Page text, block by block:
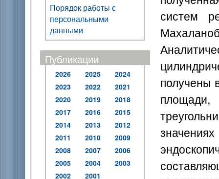
Порядок работы с
персональными
данными
Публикации
2026 2025
2024
2023
2022
2021
2020
2019
2018
2017
2016
2015
2014
2013
2012
2011
2010
2009
2008
2007
2006
2005
2004
2003
2002
2001
систем
получены